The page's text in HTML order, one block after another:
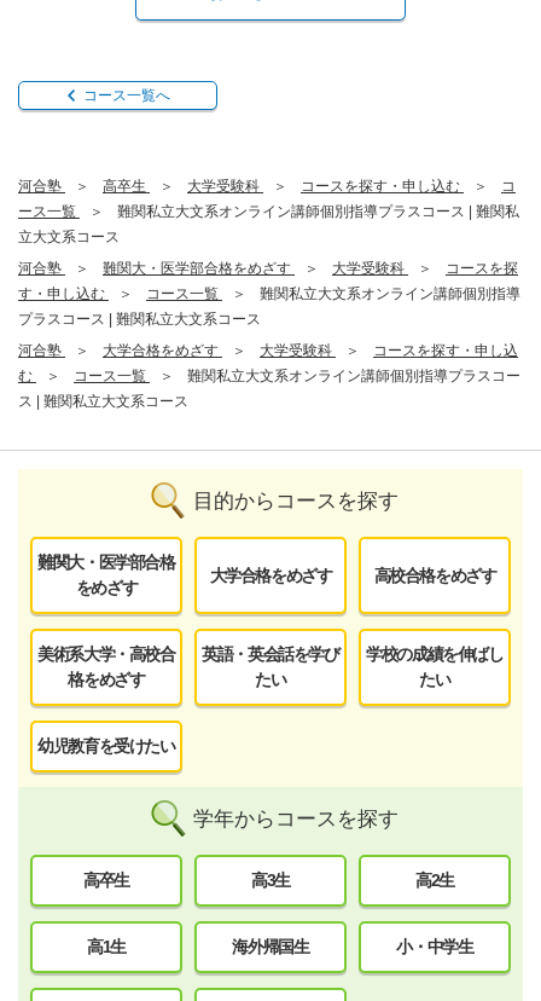
コース一覧へ
河合塾 高卒生 大学受験科 コースを探す・申し込む
コ
ース一覧
難関私立大文系オンライン講師個別指導プラスコース | 難関私
立大文系コース
河合塾
難関大・医学部合格をめざす 大学受験科
コースを探
す・申し込む
コース一覧
難関私立大文系オンライン講師個別指導
プラスコース | 難関私立大文系コース
河合塾
大学合格をめざす 大学受験科
コースを探す・申し込
む
コース一覧
難関私立大文系オンライン講師個別指導プラスコー
ス | 難関私立大文系コース
目的からコースを探す
難関大・医学部合格
をめざす
大学合格をめざす 高校合格をめざす
美術系大学・高校合
格をめざす
英語・英会話を学び
たい
学校の成績を伸ばし
たい
幼児教育を受けたい
学年からコースを探す
高卒生 高3生 高2生
高1生 海外帰国生 小・中学生